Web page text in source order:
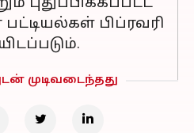
பிப்ரவரி
முடிவடைந்தது